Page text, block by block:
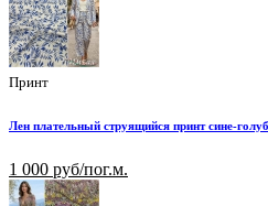
Принт
Лен плательный струящийся принт сине-
1 000 руб/пог.м.